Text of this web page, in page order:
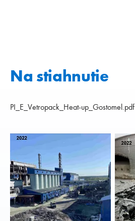
Na stiahnutie
PI_E_Vetropack_Heat-up_Gostomel.pdf